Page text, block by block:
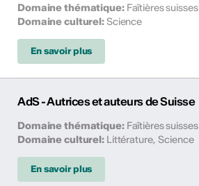
Domaine thématique: Faîtières suisses
Domaine culturel:Science
En savoir plus
AdS - Autrices et auteurs de Suisse
Domaine thématique: Faîtières suisses
Domaine culturel: Littérature, Science
En savoir plus